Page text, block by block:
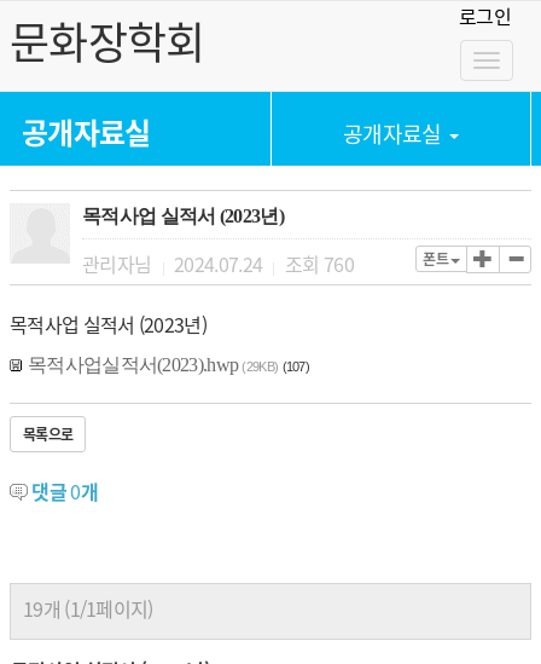
로그인
문화장학회
Toggle
공개자료실 공개자료실
목적사업 실적서 (2023년)
관리자님 2024.07.24 조회 760 폰트
목적사업 실적서 (2023년)
목적사업실적서(2023).hwp (29KB) (107)
목록으로
댓글0개
19개 (1/1페이지)